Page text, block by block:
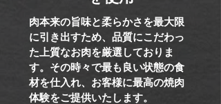
肉本来の旨味と柔らかさを最大限
に引き出すため、品質にこだわっ
た上質なお肉を厳選しておりま
す。その時々で最も良い状態の食
材を仕入れ、お客様に最高の焼肉
体験をご提供いたします。